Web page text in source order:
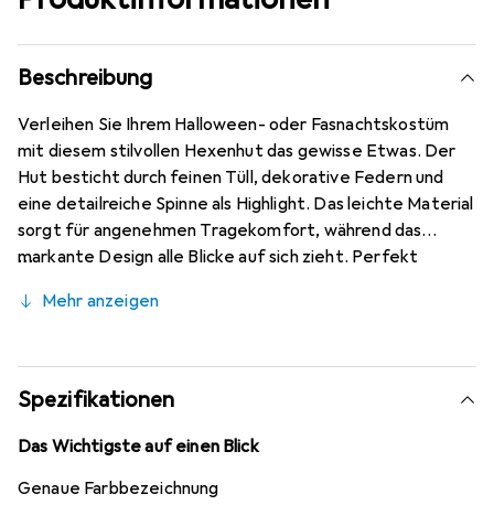
Beschreibung
Verleihen Sie Ihrem Halloween- oder Fasnachtskostüm
mit diesem stilvollen Hexenhut das gewisse Etwas. Der
Hut besticht durch feinen Tüll, dekorative Federn und
eine detailreiche Spinne als Highlight. Das leichte Material
sorgt für angenehmen Tragekomfort, während das
markante Design alle Blicke auf sich zieht. Perfekt
Events.
Mehr anzeigen
Spezifikationen
Das Wichtigste auf einen Blick
Genaue Farbbezeichnung